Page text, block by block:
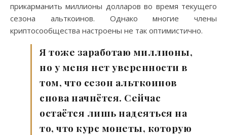
прикарманить миллионы долларов во время текущего
сезона альткоинов. Однако многие члены
криптосообщества настроены не так оптимистично.
Я тоже заработаю миллионы,
но у меня нет уверенности в
том, что сезон альткоинов
снова начнётся. Сейчас
остаётся лишь надеяться на
то, что курс монеты, которую